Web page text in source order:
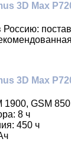
3D Max
3D Max
1900, GSM
8 ч
450 ч